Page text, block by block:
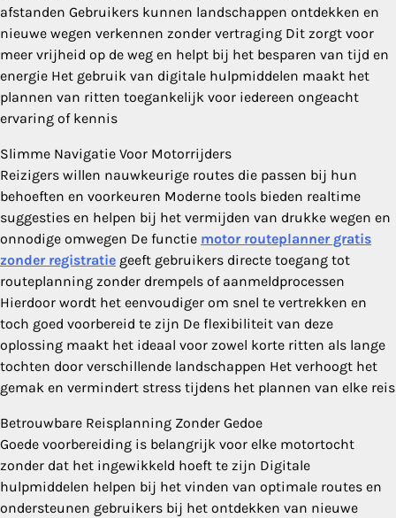
afstanden Gebruikers kunnen landschappen ontdekken en
nieuwe wegen verkennen zonder vertraging Dit zorgt voor
meer vrijheid op de weg en helpt bij het besparen van tijd en
energie Het gebruik van digitale hulpmiddelen maakt het
plannen van ritten toegankelijk voor iedereen ongeacht
ervaring of kennis
Slimme Navigatie Voor Motorrijders
Reizigers willen nauwkeurige routes die passen bij hun
behoeften en voorkeuren Moderne tools bieden realtime
suggesties en helpen bij het vermijden van drukke wegen en
onnodige omwegen De functie motor routeplanner gratis
zonder registratie geeft gebruikers directe toegang tot
routeplanning zonder drempels of aanmeldprocessen
Hierdoor wordt het eenvoudiger om snel te vertrekken en
toch goed voorbereid te zijn De flexibiliteit van deze
oplossing maakt het ideaal voor zowel korte ritten als lange
tochten door verschillende landschappen Het verhoogt het
gemak en vermindert stress tijdens het plannen van elke reis
Betrouwbare Reisplanning Zonder Gedoe
Goede voorbereiding is belangrijk voor elke motortocht
zonder dat het ingewikkeld hoeft te zijn Digitale
hulpmiddelen helpen bij het vinden van optimale routes en
ondersteunen gebruikers bij het ontdekken van nieuwe